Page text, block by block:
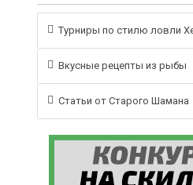
Турниры по стилю ловли
Вкусные рецепты из рыбы
Статьи от Старого Шамана